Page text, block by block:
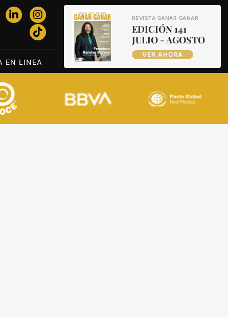
EN LINEA
REVISTA GANAR GANAR
EDICIÓN 141
JULIO - AGOSTO
VER AHORA